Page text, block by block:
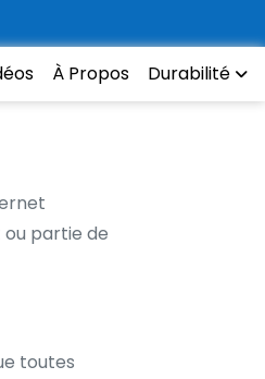
À Propos Durabilité
ou partie de
toutes